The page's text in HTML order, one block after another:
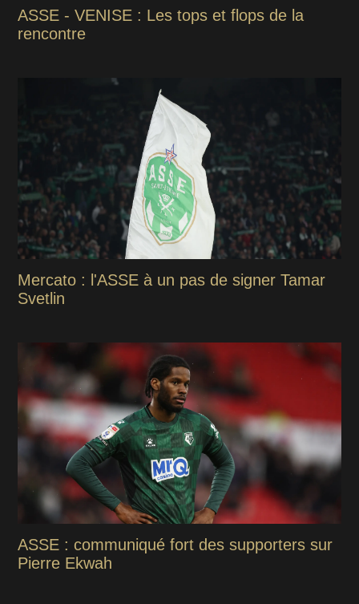
ASSE - VENISE : Les tops et flops de la
rencontre
Mercato : l'ASSE à un pas de signer Tamar
Svetlin
ASSE : communiqué fort des supporters sur
Pierre Ekwah